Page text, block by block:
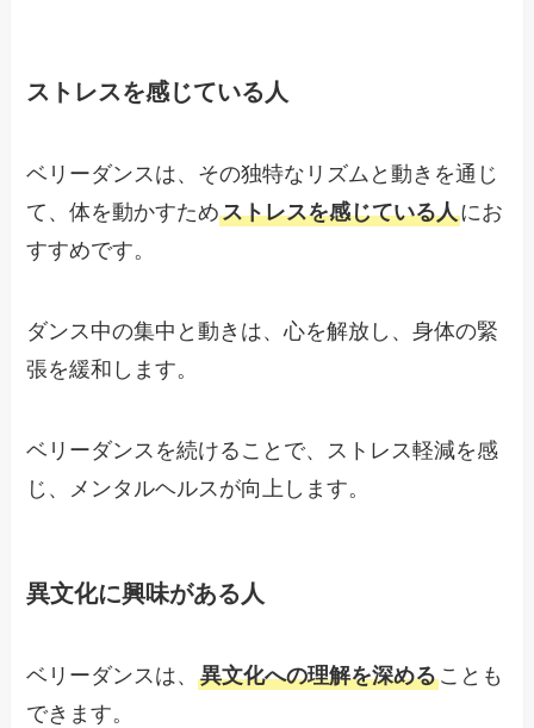
ストレスを感じている人
ベリーダンスは、その独特なリズムと動きを通じ
て、体を動かすためストレスを感じている人にお
すすめです。
ダンス中の集中と動きは、心を解放し、身体の緊
張を緩和します。
ベリーダンスを続けることで、ストレス軽減を感
じ、メンタルヘルスが向上します。
異文化に興味がある人
ベリーダンスは、異文化への理解を深めることも
できます。